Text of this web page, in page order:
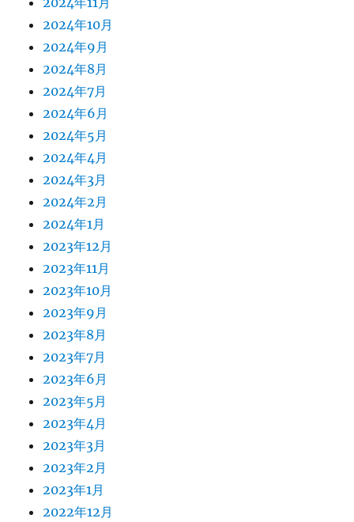
2024年10月
2024年9月
2024年8月
2024年7月
2024年6月
2024年5月
2024年4月
2024年3月
2024年2月
2024年1月
2023年12月
2023年11月
2023年10月
2023年9月
2023年8月
2023年7月
2023年6月
2023年5月
2023年4月
2023年3月
2023年2月
2023年1月
2022年12月